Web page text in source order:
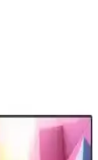
Sorunları ve